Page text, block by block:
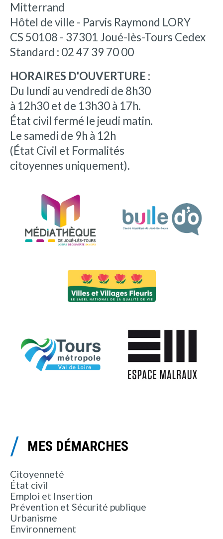
Mitterrand
Hôtel de ville - Parvis Raymond LORY
CS 50108 - 37301 Joué-lès-Tours Cedex
Standard : 02 47 39 70 00
HORAIRES D'OUVERTURE :
Du lundi au vendredi de 8h30
à 12h30 et de 13h30 à 17h.
État civil fermé le jeudi matin.
Le samedi de 9h à 12h
(État Civil et Formalités
citoyennes uniquement).
MES DÉMARCHES
Citoyenneté
État civil
Emploi et Insertion
Prévention et Sécurité publique
Urbanisme
Environnement